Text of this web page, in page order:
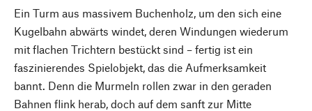
Ein Turm aus massivem Buchenholz, um den sich eine
Kugelbahn abwärts windet, deren Windungen wiederum
mit flachen Trichtern bestückt sind – fertig ist ein
faszinierendes Spielobjekt, das die Aufmerksamkeit
bannt. Denn die Murmeln rollen zwar in den geraden
Bahnen flink herab, doch auf dem sanft zur Mitte